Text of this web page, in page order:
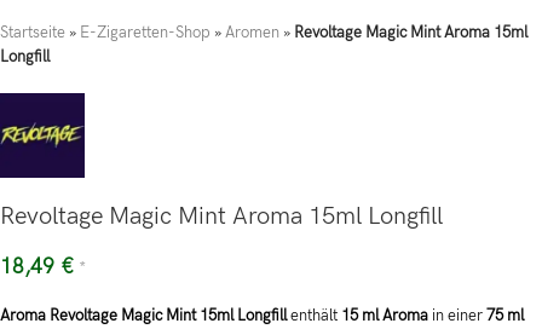
Startseite » E-Zigaretten-Shop »Aromen » Revoltage Magic Mint Aroma 15ml
Longfill
Revoltage Magic Mint Aroma 15ml Longfill
18,49 € *
Aroma Revoltage Magic Mint 15ml Longfillenthält 15 ml Aroma in einer75 ml